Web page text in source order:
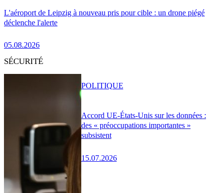
L'aéroport de Leipzig à nouveau pris pour cible : un drone piégé
déclenche l'alerte
05.08.2026
SÉCURITÉ
Accord UE-États-Unis sur les données :
des « préoccupations importantes »
subsistent
15.07.2026
POLITIQUE